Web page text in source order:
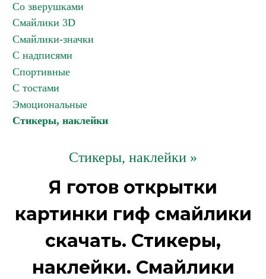
Со зверушками
Смайлики 3D
Смайлики-значки
С надписями
Спортивные
С тостами
Эмоциональные
Стикеры, наклейки
Стикеры, наклейки »
Я готов открытки
картинки гиф смайлики
скачать. Стикеры,
наклейки. Смайлики